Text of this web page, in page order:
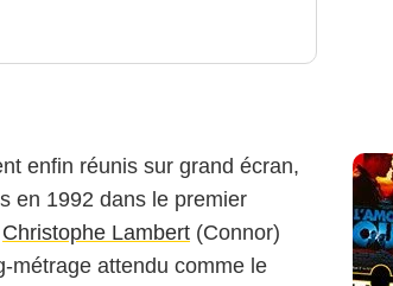
enfin réunis sur grand écran,
en 1992 dans le premier
Christophe Lambert (Connor)
métrage attendu comme le